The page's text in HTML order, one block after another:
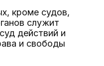
кроме судов,
служит
действий и
и свободы